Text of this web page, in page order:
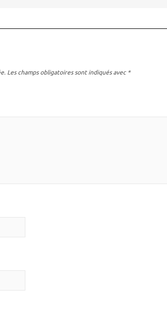
Les champs obligatoires sont indiqués avec *